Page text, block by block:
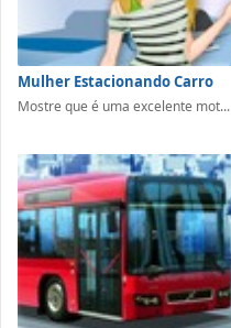
Mulher Estacionando Carro
Mostre que é uma excelente mot...